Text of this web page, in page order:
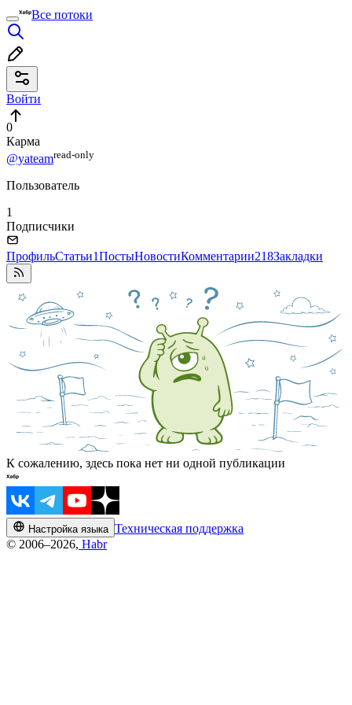
Все потоки
Войти
0
Карма
@yateamread⁠-⁠only
Пользователь
1
Подписчики
ПрофильСтатьи1ПостыНовостиКомментарии218Закладки
К сожалению, здесь пока нет ни одной публикации
Настройка языка Техническая поддержка
© 2006–2026, Habr